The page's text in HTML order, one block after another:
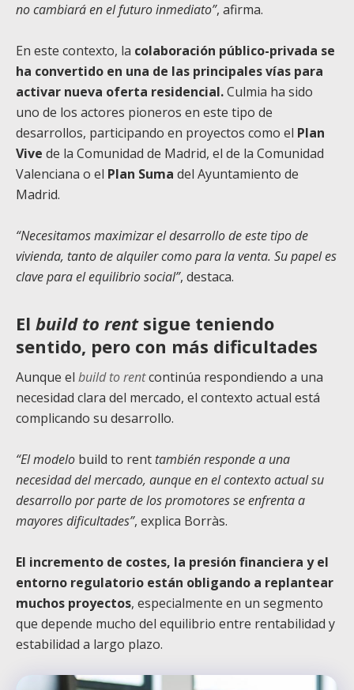
no cambiará en el futuro inmediato”, afirma.
En este contexto, la colaboración público-privada se
ha convertido en una de las principales vías para
activar nueva oferta residencial.Culmia ha sido
uno de los actores pioneros en este tipo de
desarrollos, participando en proyectos como el Plan
Vive de la Comunidad de Madrid, el de la Comunidad
Valenciana o el Plan Suma del Ayuntamiento de
Madrid.
“Necesitamos maximizar el desarrollo de este tipo de
vivienda, tanto de alquiler como para la venta. Su papel es
clave para el equilibrio social”, destaca.
El build to rent sigue teniendo
sentido, pero con más dificultades
Aunque el build to rentcontinúa respondiendo a una
necesidad clara del mercado, el contexto actual está
complicando su desarrollo.
“El modelo build to rent también responde a una
necesidad del mercado, aunque en el contexto actual su
desarrollo por parte de los promotores se enfrenta a
mayores dificultades”, explica Borràs.
El incremento de costes, la presión financiera y el
entorno regulatorio están obligando a replantear
muchos proyectos, especialmente en un segmento
que depende mucho del equilibrio entre rentabilidad y
estabilidad a largo plazo.